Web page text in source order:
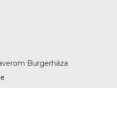
Burgerháza